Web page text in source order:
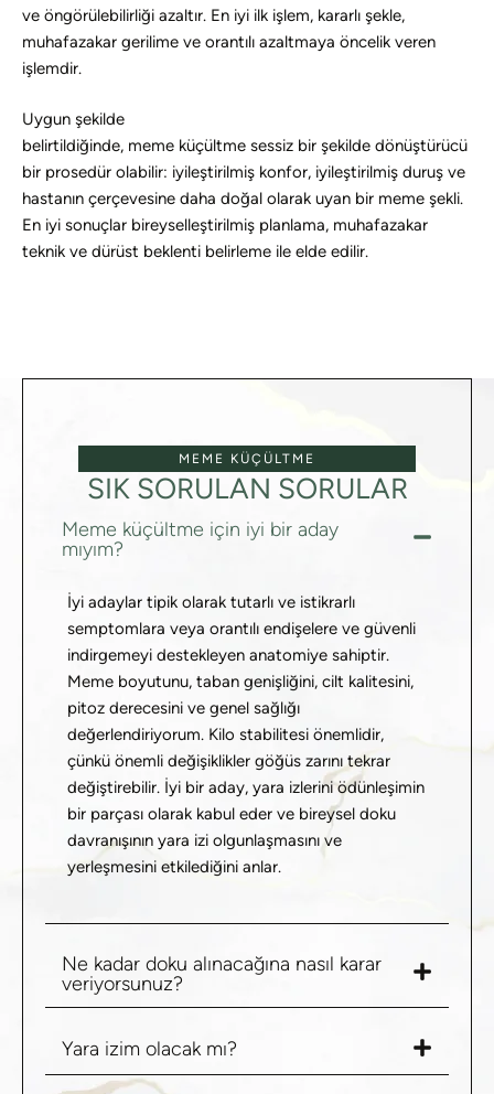
ve öngörülebilirliği azaltır. En iyi ilk işlem, kararlı şekle,
muhafazakar gerilime ve orantılı azaltmaya öncelik veren
işlemdir.
Uygun şekilde
belirtildiğinde, meme küçültme sessiz bir şekilde dönüştürücü
bir prosedür olabilir: iyileştirilmiş konfor, iyileştirilmiş duruş ve
hastanın çerçevesine daha doğal olarak uyan bir meme şekli.
En iyi sonuçlar bireyselleştirilmiş planlama, muhafazakar
teknik ve dürüst beklenti belirleme ile elde edilir.
MEME KÜÇÜLTME
SIK SORULAN SORULAR
Meme küçültme için iyi bir aday
mıyım?
İyi adaylar tipik olarak tutarlı ve istikrarlı
semptomlara veya orantılı endişelere ve güvenli
indirgemeyi destekleyen anatomiye sahiptir.
Meme boyutunu, taban genişliğini, cilt kalitesini,
pitoz derecesini ve genel sağlığı
değerlendiriyorum. Kilo stabilitesi önemlidir,
çünkü önemli değişiklikler göğüs zarını tekrar
değiştirebilir. İyi bir aday, yara izlerini ödünleşimin
bir parçası olarak kabul eder ve bireysel doku
davranışının yara izi olgunlaşmasını ve
yerleşmesini etkilediğini anlar.
Ne kadar doku alınacağına nasıl karar
veriyorsunuz?
Yara izim olacak mı?